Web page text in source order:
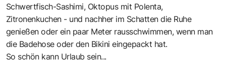
Schwertfisch-Sashimi, Oktopus mit Polenta,
Zitronenkuchen - und nachher im Schatten die Ruhe
genießen oder ein paar Meter rausschwimmen, wenn man
die Badehose oder den Bikini eingepackt hat.
So schön kann Urlaub sein...